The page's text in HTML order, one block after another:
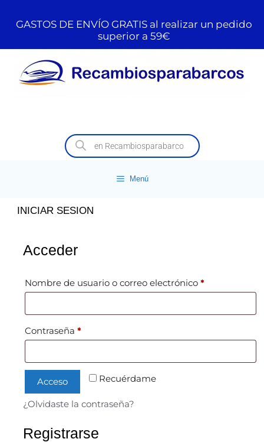
GASTOS DE ENVÍO GRATIS al realizar un pedido
superior a 59€
Menú
INICIAR SESION
Acceder
Nombre de usuario o correo electrónico *
Contraseña *
Recuérdame
Acceso
¿Olvidaste la contraseña?
Registrarse